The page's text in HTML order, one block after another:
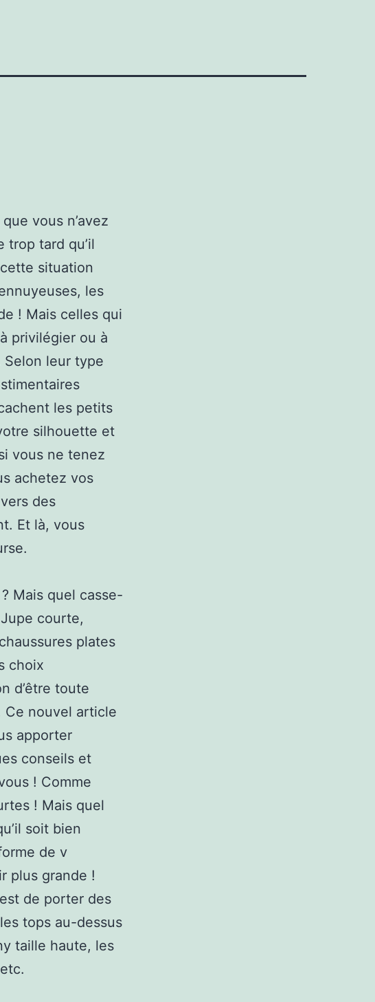
vous n’avez
trop tard qu’il
situation
les
! Mais celles qui
privilégier ou à
leur type
les petits
silhouette et
vous ne tenez
achetez vos
des
Et là, vous
Mais quel casse-
courte,
plates
choix
d’être toute
Ce nouvel article
apporter
conseils et
! Comme
! Mais quel
soit bien
de v
plus grande !
de porter des
tops au-dessus
taille haute, les